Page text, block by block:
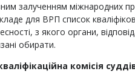
залученням міжнародних
для ВРП список
з якого органи,
обирати.
комісія